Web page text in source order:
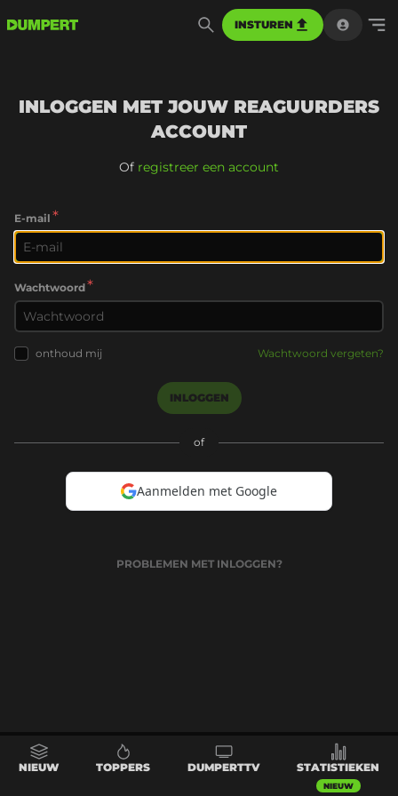
INSTUREN
INLOGGEN MET JOUW REAGUURDERS
ACCOUNT
Of registreer een account
E-mail *
Wachtwoord*
onthoud mij Wachtwoord vergeten?
INLOGGEN
of
Aanmelden met Google
PROBLEMEN MET INLOGGEN?
NIEUW TOPPERS DUMPERTTV STATISTIEKEN
NIEUW